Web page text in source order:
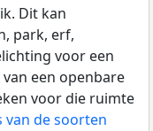
Dit kan
park, erf,
voor een
een openbare
voor die ruimte
van de soorten